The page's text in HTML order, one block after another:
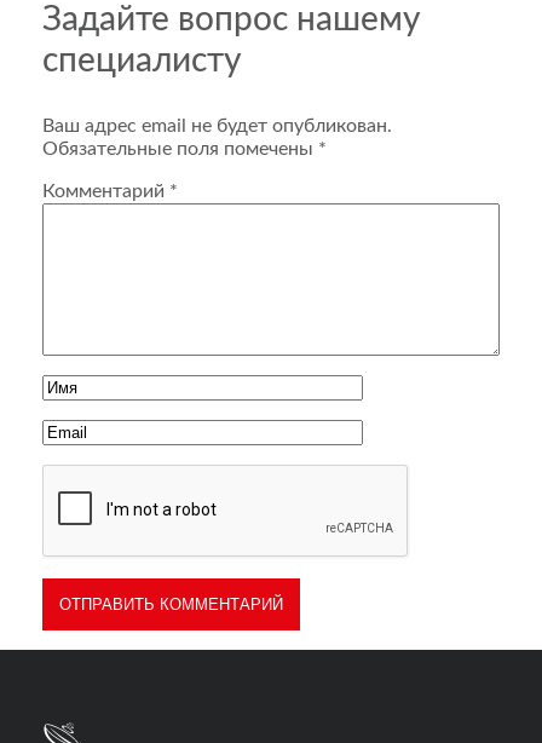
Задайте вопрос нашему
специалисту
Ваш адрес email не будет опубликован.
Обязательные поля помечены *
Комментарий *